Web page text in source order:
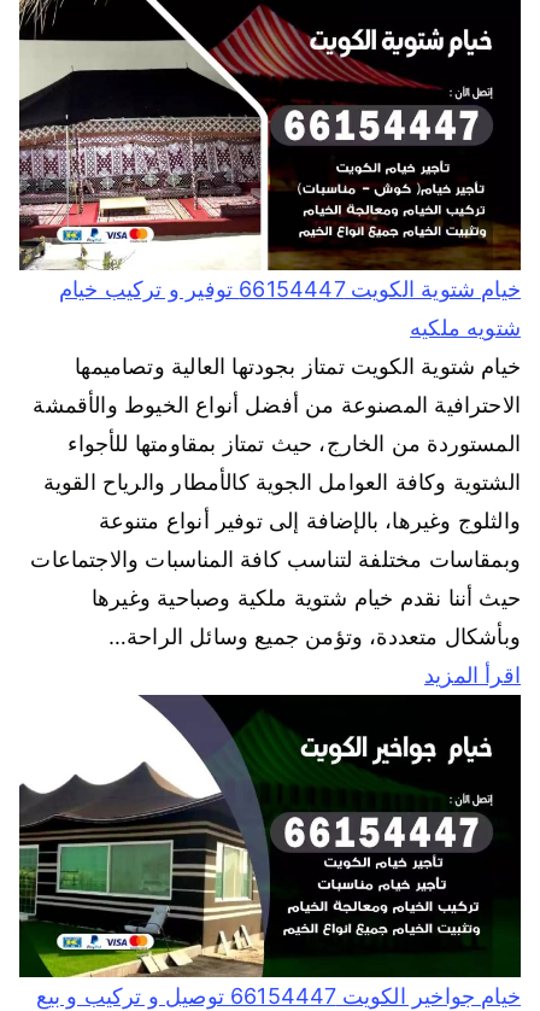
خيام شتوية الكويت 66154447 توفير و تركيب خيام
شتويه ملكيه
خيام شتوية الكويت تمتاز بجودتها العالية وتصاميمها
الاحترافية المصنوعة من أفضل أنواع الخيوط والأقمشة
المستوردة من الخارج، حيث تمتاز بمقاومتها للأجواء
الشتوية وكافة العوامل الجوية كالأمطار والرياح القوية
والثلوج وغيرها، بالإضافة إلى توفير أنواع متنوعة
وبمقاسات مختلفة لتناسب كافة المناسبات والاجتماعات
حيث أننا نقدم خيام شتوية ملكية وصباحية وغيرها
وبأشكال متعددة، وتؤمن جميع وسائل الراحة…
اقرأ المزيد
خيام جواخير الكويت 66154447 توصيل و تركيب و بيع